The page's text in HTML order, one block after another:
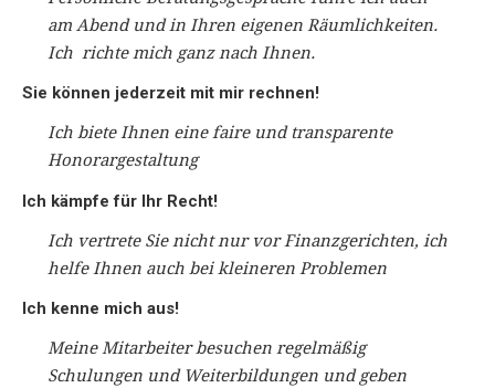
am Abend und in Ihren eigenen Räum­­lich­­keiten.
Ich richte mich ganz nach Ihnen.
Sie können jederzeit mit mir rechnen!
Ich biete Ihnen eine faire und trans­parente
Honorar­­gestaltung
Ich kämpfe für Ihr Recht!
Ich vertrete Sie nicht nur vor Finanz­­gerichten, ich
helfe Ihnen auch bei kleineren Problemen
Ich kenne mich aus!
Meine Mitarbeiter besuchen regel­mäßig
Schulungen und Weiter­­bildungen und geben